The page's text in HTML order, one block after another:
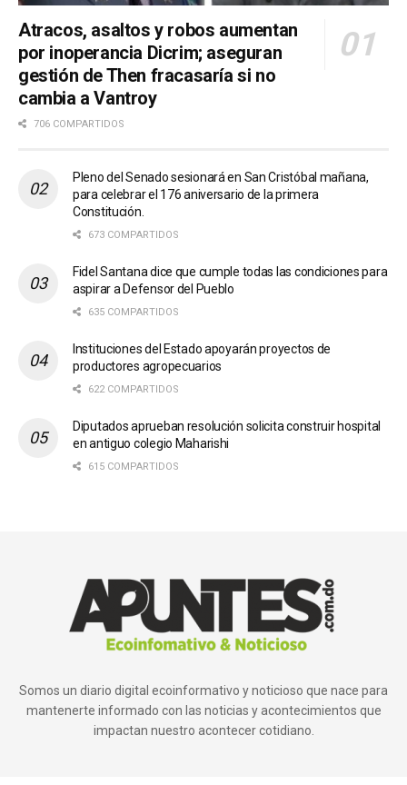
Atracos, asaltos y robos aumentan
por inoperancia Dicrim; aseguran
gestión de Then fracasaría si no
cambia a Vantroy
706 COMPARTIDOS
Pleno del Senado sesionará en San Cristóbal mañana,
para celebrar el 176 aniversario de la primera
Constitución.
673 COMPARTIDOS
Fidel Santana dice que cumple todas las condiciones para
aspirar a Defensor del Pueblo
635 COMPARTIDOS
Instituciones del Estado apoyarán proyectos de
productores agropecuarios
622 COMPARTIDOS
Diputados aprueban resolución solicita construir hospital
en antiguo colegio Maharishi
615 COMPARTIDOS
Somos un diario digital ecoinformativo y noticioso que nace para
mantenerte informado con las noticias y acontecimientos que
impactan nuestro acontecer cotidiano.